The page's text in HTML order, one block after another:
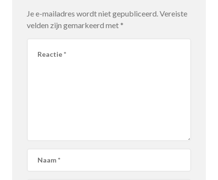
Je e-mailadres wordt niet gepubliceerd.Vereiste
velden zijn gemarkeerd met *